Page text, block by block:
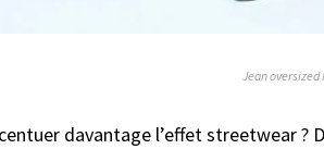
Jean oversized
davantage l’effet streetwear ?